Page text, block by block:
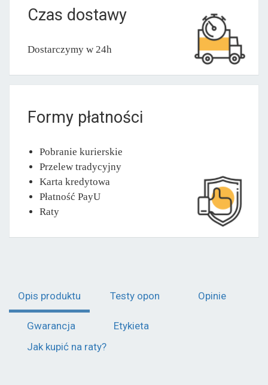
Czas dostawy
Dostarczymy w 24h
Formy płatności
Pobranie kurierskie
Przelew tradycyjny
Karta kredytowa
Płatność PayU
Raty
Opis produktu Testy opon Opinie
Gwarancja
Etykieta
Jak kupić na raty?